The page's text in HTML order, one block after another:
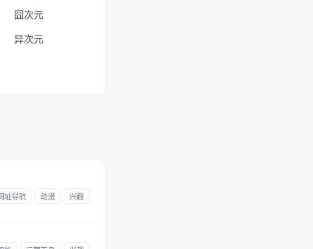
囧次元
异次元
址导航 动漫 兴趣